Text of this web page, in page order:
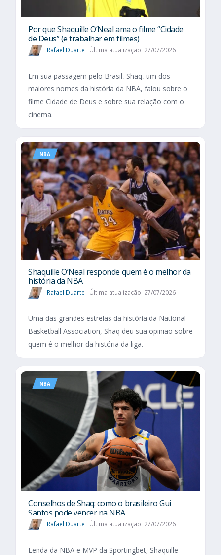
Por que Shaquille O’Neal ama o filme “Cidade
de Deus” (e trabalhar em filmes)
Rafael Duarte Última atualização: 27/07/2026
Em sua passagem pelo Brasil, Shaq, um dos
maiores nomes da história da NBA, falou sobre o
filme Cidade de Deus e sobre sua relação com o
cinema.
NBA
Shaquille O’Neal responde quem é o melhor da
história da NBA
Rafael Duarte Última atualização: 27/07/2026
Uma das grandes estrelas da história da National
Basketball Association, Shaq deu sua opinião sobre
quem é o melhor da história da liga.
NBA
Conselhos de Shaq: como o brasileiro Gui
Santos pode vencer na NBA
Rafael Duarte Última atualização: 27/07/2026
Lenda da NBA e MVP da Sportingbet, Shaquille